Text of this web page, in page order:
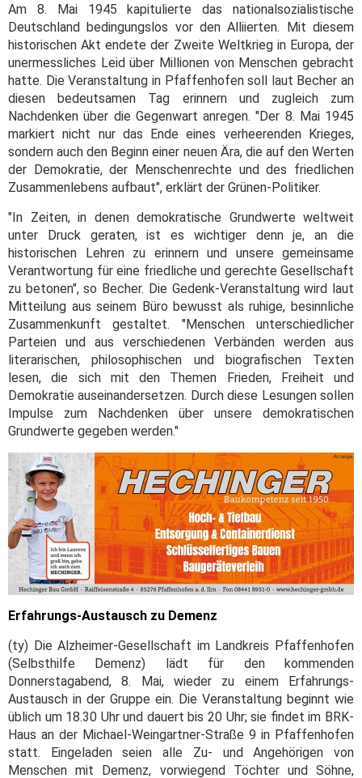
Am 8. Mai 1945 kapitulierte das nationalsozialistische
Deutschland bedingungslos vor den Alliierten. Mit diesem
historischen Akt endete der Zweite Weltkrieg in Europa, der
unermessliches Leid über Millionen von Menschen gebracht
hatte. Die Veranstaltung in Pfaffenhofen soll laut Becher an
diesen bedeutsamen Tag erinnern und zugleich zum
Nachdenken über die Gegenwart anregen. "Der 8. Mai 1945
markiert nicht nur das Ende eines verheerenden Krieges,
sondern auch den Beginn einer neuen Ära, die auf den Werten
der Demokratie, der Menschenrechte und des friedlichen
Zusammenlebens aufbaut", erklärt der Grünen-Politiker.
"In Zeiten, in denen demokratische Grundwerte weltweit
unter Druck geraten, ist es wichtiger denn je, an die
historischen Lehren zu erinnern und unsere gemeinsame
Verantwortung für eine friedliche und gerechte Gesellschaft
zu betonen", so Becher. Die Gedenk-Veranstaltung wird laut
Mitteilung aus seinem Büro bewusst als ruhige, besinnliche
Zusammenkunft gestaltet. "Menschen unterschiedlicher
Parteien und aus verschiedenen Verbänden werden aus
literarischen, philosophischen und biografischen Texten
lesen, die sich mit den Themen Frieden, Freiheit und
Demokratie auseinandersetzen. Durch diese Lesungen sollen
Impulse zum Nachdenken über unsere demokratischen
Grundwerte gegeben werden."
Erfahrungs-Austausch zu Demenz
(ty) Die Alzheimer-Gesellschaft im Landkreis Pfaffenhofen
(Selbsthilfe Demenz) lädt für den kommenden
Donnerstagabend, 8. Mai, wieder zu einem Erfahrungs-
Austausch in der Gruppe ein. Die Veranstaltung beginnt wie
üblich um 18.30 Uhr und dauert bis 20 Uhr; sie findet im BRK-
Haus an der Michael-Weingartner-Straße 9 in Pfaffenhofen
statt. Eingeladen seien alle Zu- und Angehörigen von
Menschen mit Demenz, vorwiegend Töchter und Söhne,